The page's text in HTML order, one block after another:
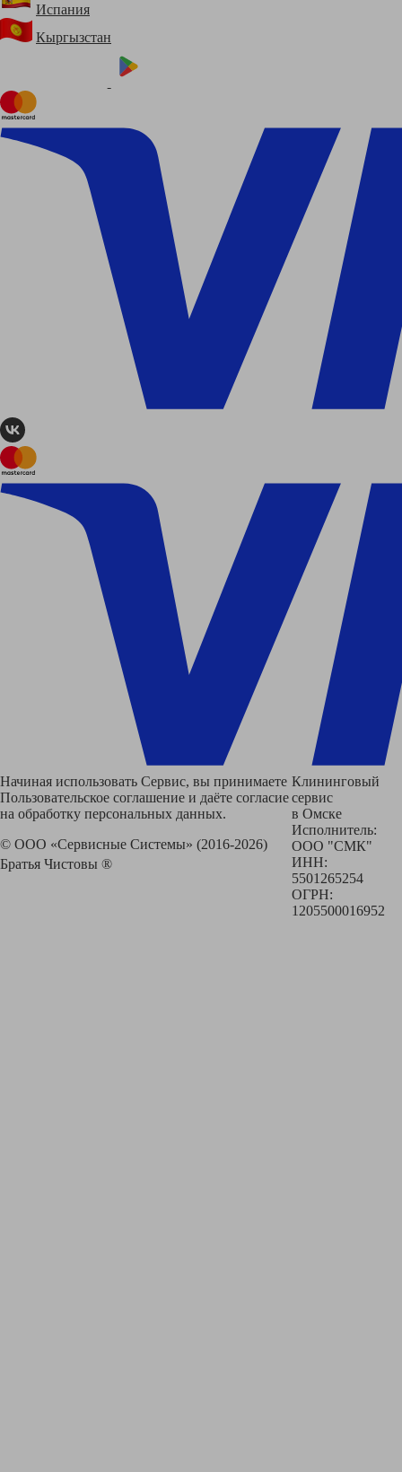
Испания
Кыргызстан
Начиная использовать Сервис, вы принимаете
Пользовательское соглашение и даёте согласие
на обработку персональных данных.
© ООО «Сервисные Системы» (2016-2026)
Братья Чистовы ®
Клининговый
сервис
в Омске
Исполнитель:
ООО "СМК"
ИНН:
5501265254
ОГРН:
1205500016952